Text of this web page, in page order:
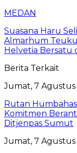
MEDAN
Suasana Haru
Almarhum
Helvetia Bersatu
Berita Terkait
Jumat, 7 Agustus
Rutan
Komitmen
Ditjenpas Sumut
Jumat, 7 Agustus